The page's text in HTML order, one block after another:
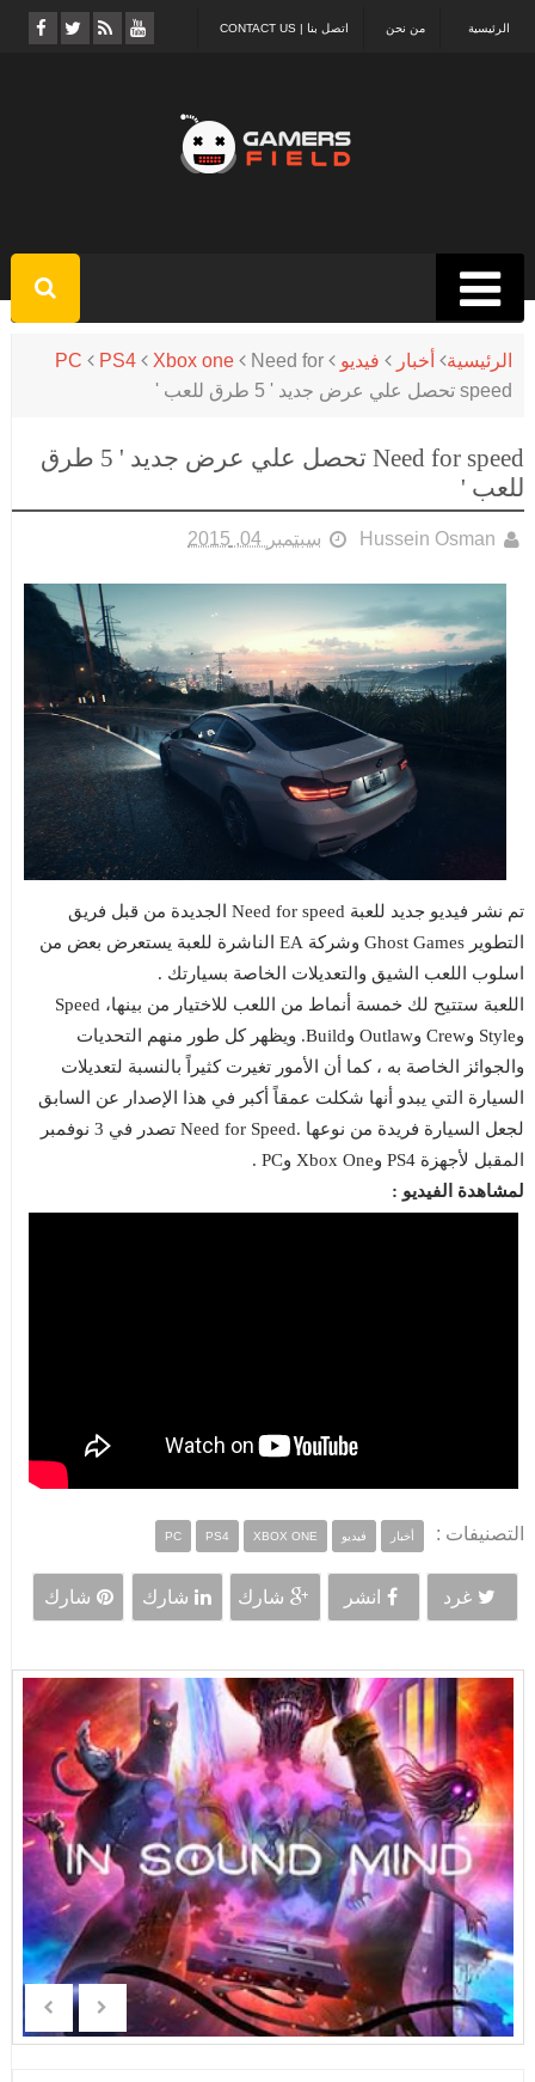
اتصل بنا | CONTACT US من نحن الرئيسية
الرئيسية أخبار فيديو PC PS4 Xbox one
Need for
speed تحصل علي عرض جديد ' 5 طرق للعب '
Need for speed تحصل علي عرض جديد ' 5 طرق
للعب '
Hussein Osman سبتمبر 04, 2015
تم نشر فيديو جديد للعبة Need for speed الجديدة من قبل فريق
التطوير Ghost Games وشركة EA الناشرة للعبة يستعرض بعض من
اسلوب اللعب الشيق والتعديلات الخاصة بسيارتك .
اللعبة ستتيح لك خمسة أنماط من اللعب للاختيار من بينها، Speed
وStyle وCrew وOutlaw وBuild. ويظهر كل طور منهم التحديات
والجوائز الخاصة به ، كما أن الأمور تغيرت كثيراً بالنسبة لتعديلات
السيارة التي يبدو أنها شكلت عمقاً أكبر في هذا الإصدار عن السابق
لجعل السيارة فريدة من نوعها .Need for Speed تصدر في 3 نوفمبر
المقبل لأجهزة PS4 وXbox One وPC .
لمشاهدة الفيديو :
التصنيفات : أخبار فيديو PC PS4 XBOX ONE
غرد انشر شارك شارك شارك